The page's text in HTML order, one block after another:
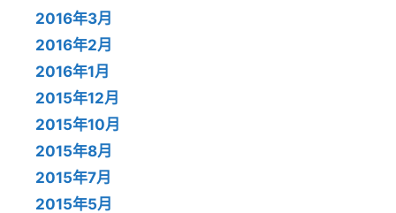
2016年3月
2016年2月
2016年1月
2015年12月
2015年10月
2015年8月
2015年7月
2015年5月